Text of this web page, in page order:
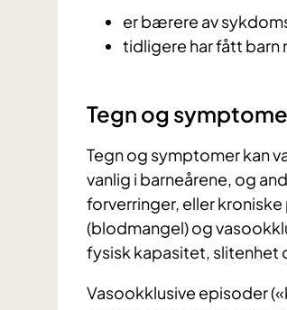
er bærere av
tidligere har fått barn
Tegn og
Tegn og symptomer kan
vanlig i barneårene, og
forverringer, eller
(blodmangel) og
fysisk kapasitet, slitenhet
Vasookklusive episoder